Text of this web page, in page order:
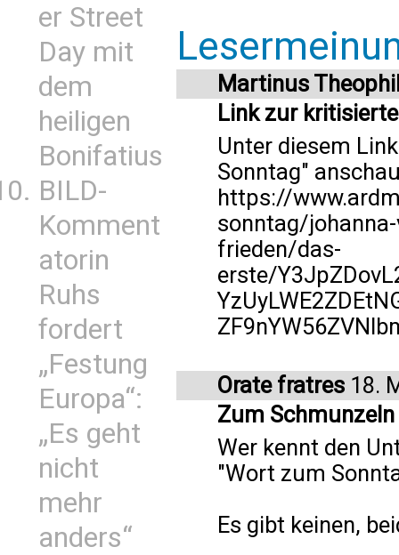
er Street
Day mit
dem
heiligen
Bonifatius
BILD-
Komment
atorin
Ruhs
fordert
„Festung
Europa“:
„Es geht
nicht
mehr
anders“
Martinus
Link zur
Unter diesem
Sonntag"
https://
sonntag/
frieden/das-
erste/
Orate fratres 18.
Zum Schmunzeln
Wer kennt den
"Wort zum
Es gibt keinen,